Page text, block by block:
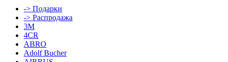
-> Подарки
-> Распродажа
3M
4CR
ABRO
Adolf Bucher